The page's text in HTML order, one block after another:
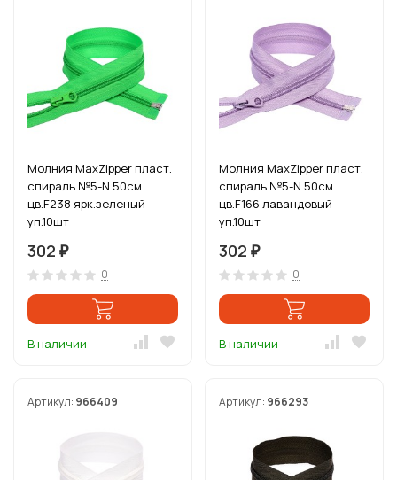
Молния MaxZipper пласт.
спираль №5-N 50см
цв.F238 ярк.зеленый
уп.10шт
302 ₽
0
В наличии
Молния MaxZipper пласт.
спираль №5-N 50см
цв.F166 лавандовый
уп.10шт
302 ₽
0
В наличии
Артикул: 966409 Артикул: 966293